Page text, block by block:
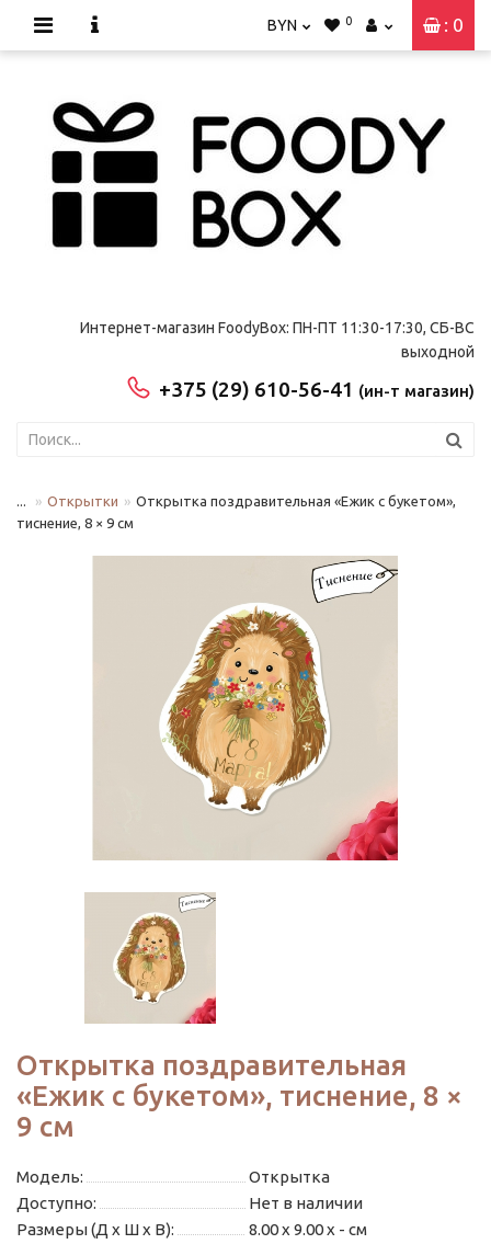
: 0
BYN 0
Интернет-магазин FoodyBox: ПН-ПТ 11:30-17:30, СБ-ВС
выходной
+375 (29) 610-56-41 (ин-т магазин)
... Открытки
Открытка поздравительная «Ежик с букетом»,
тиснение, 8 × 9 см
Открытка поздравительная
«Ежик с букетом», тиснение, 8 ×
9 см
Модель:
Открытка
Доступно:
Нет в наличии
Размеры (Д x Ш x В):
8.00 x 9.00 x - см